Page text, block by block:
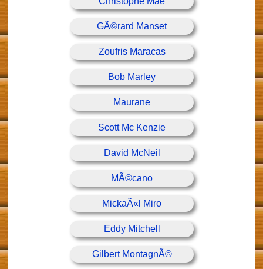
GÃ©rard Manset
Zoufris Maracas
Bob Marley
Maurane
Scott Mc Kenzie
David McNeil
MÃ©cano
MickaÃ«l Miro
Eddy Mitchell
Gilbert MontagnÃ©